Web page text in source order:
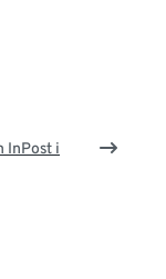
InPost i